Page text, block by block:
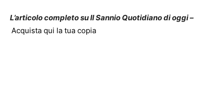
L’articolo completo su Il Sannio Quotidiano di oggi –
Acquista qui la tua copia